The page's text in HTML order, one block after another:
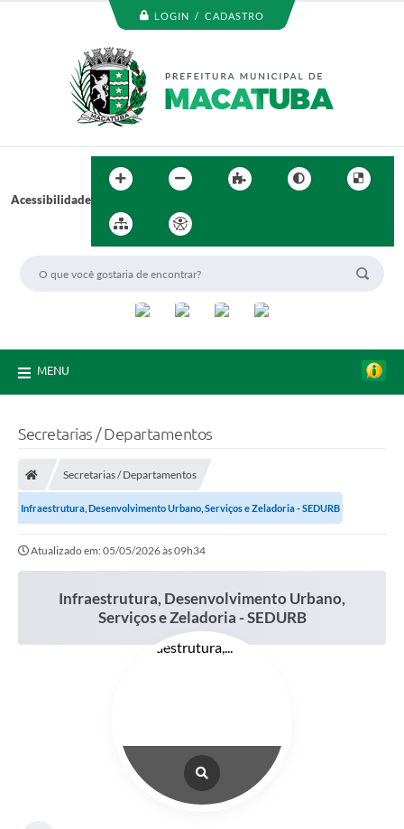
LOGIN / CADASTRO
Acessibilidade
MENU
Secretarias / Departamentos
Secretarias / Departamentos
Infraestrutura, Desenvolvimento Urbano, Serviços e Zeladoria - SEDURB
Atualizado em: 05/05/2026 às 09h34
Infraestrutura, Desenvolvimento Urbano,
Serviços e Zeladoria - SEDURB